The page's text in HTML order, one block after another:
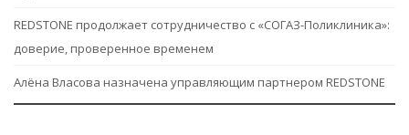
REDSTONE продолжает сотрудничество с «СОГАЗ-Поликлиника»:
доверие, проверенное временем
Алёна Власова назначена управляющим партнером REDSTONE